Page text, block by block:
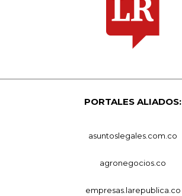
PORTALES ALIADOS:
asuntoslegales.com.co
agronegocios.co
empresas.larepublica.co